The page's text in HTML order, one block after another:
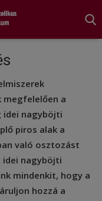
megfelelően a
idei nagyböjti
piros alak a
való osztozást
idei nagyböjti
mindenkit, hogy a
hozzá a